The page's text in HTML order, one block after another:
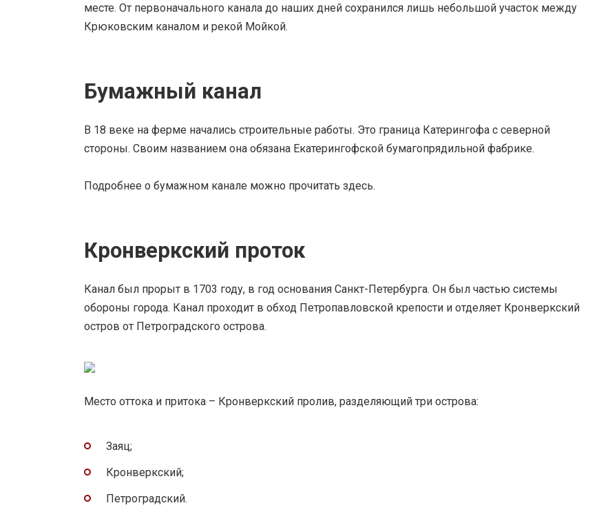
месте. От первоначального канала до наших дней сохранился лишь небольшой участок между
Крюковским каналом и рекой Мойкой.
Бумажный канал
В 18 веке на ферме начались строительные работы. Это граница Катерингофа с северной
стороны. Своим названием она обязана Екатерингофской бумагопрядильной фабрике.
Подробнее о бумажном канале можно прочитать здесь.
Кронверкский проток
Канал был прорыт в 1703 году, в год основания Санкт-Петербурга. Он был частью системы
обороны города. Канал проходит в обход Петропавловской крепости и отделяет Кронверкский
остров от Петроградского острова.
Место оттока и притока – Кронверкский пролив, разделяющий три острова:
Заяц;
Кронверкский;
Петроградский.